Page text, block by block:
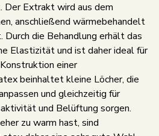
Der Extrakt wird aus dem
anschließend wärmebehandelt
die Behandlung erhält das
Elastizität und ist daher ideal für
einer
beinhaltet kleine Löcher, die
und gleichzeitig für
und Belüftung sorgen.
zu warm hast, sind